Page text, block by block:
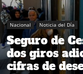
Nacional Noticia del Día
Seguro de
dos giros
cifras de